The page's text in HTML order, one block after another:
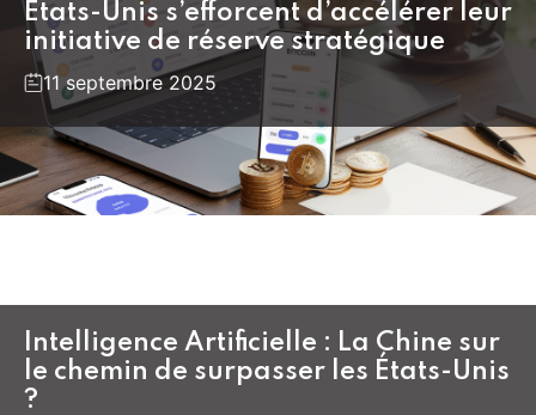
États-Unis s’efforcent d’accélérer leur
initiative de réserve stratégique
11 septembre 2025
Intelligence Artificielle : La Chine sur
le chemin de surpasser les États-Unis
?